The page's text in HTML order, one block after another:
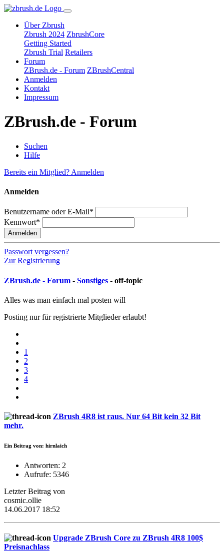
Über Zbrush
Zbrush 2024 ZbrushCore
Getting Started
Zbrush Trial Retailers
Forum
ZBrush.de - Forum ZBrushCentral
Anmelden
Kontakt
Impressum
ZBrush.de - Forum
Suchen
Hilfe
Bereits ein Mitglied? Anmelden
Anmelden
Benutzername oder E-Mail*
Kennwort*
Anmelden
Passwort vergessen?
Zur Registrierung
ZBrush.de - Forum - Sonstiges - off-topic
Alles was man einfach mal posten will
Posting nur für registrierte Mitglieder erlaubt!
1
2
3
4
ZBrush 4R8 ist raus. Nur 64 Bit kein 32 Bit
mehr.
Ein Beitrag von: hirnlaich
Antworten: 2
Aufrufe: 5346
Letzter Beitrag von
cosmic.ollie
14.06.2017 18:52
Upgrade ZBrush Core zu ZBrush 4R8 100$
Preisnachlass